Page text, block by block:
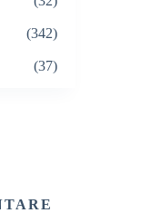
(342)
(37)